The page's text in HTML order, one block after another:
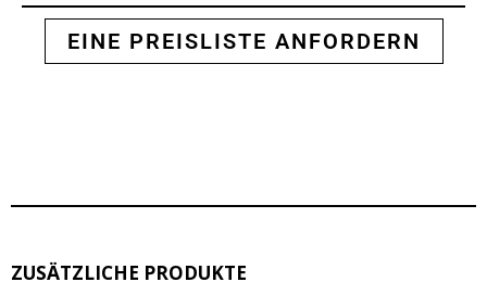
EINE PREISLISTE ANFORDERN
ZUSÄTZLICHE PRODUKTE